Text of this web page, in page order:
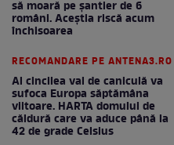
să moară pe şantier de 6
români. Aceștia riscă acum
închisoarea
RECOMANDARE PE ANTENA3.RO
Al cincilea val de caniculă va
sufoca Europa săptămâna
viitoare. HARTA domului de
căldură care va aduce până la
42 de grade Celsius